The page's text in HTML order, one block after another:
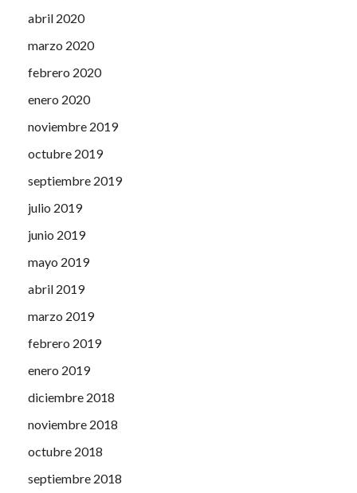
abril 2020
marzo 2020
febrero 2020
enero 2020
noviembre 2019
octubre 2019
septiembre 2019
julio 2019
junio 2019
mayo 2019
abril 2019
marzo 2019
febrero 2019
enero 2019
diciembre 2018
noviembre 2018
octubre 2018
septiembre 2018